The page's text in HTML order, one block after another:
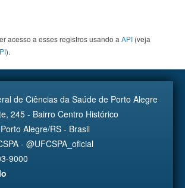
acesso a esses registros usando a API (veja
).
de Ciências da Saúde de Porto Alegre
245 - Bairro Centro Histórico
Alegre/RS - Brasil
- @UFCSPA_oficial
9000